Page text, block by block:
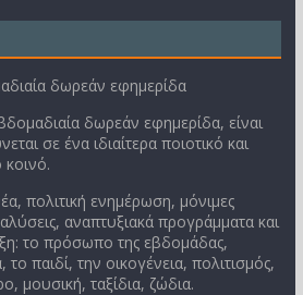
δωρεάν εφημερίδα
δωρεάν εφημερίδα, είναι
σε ένα ιδιαίτερα ποιοτικό και
πολιτική ενημέρωση, μόνιμες
αναπτυξιακά προγράμματα και
το πρόσωπο της εβδομάδας,
το παιδί, την οικογένεια, πολιτισμός,
μουσική, ταξίδια, ζώδια.